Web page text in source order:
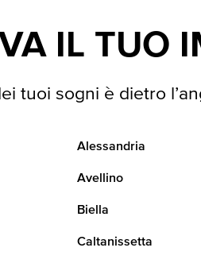
IL TUO
tuoi sogni è dietro
Alessandria
Avellino
Biella
Caltanissetta